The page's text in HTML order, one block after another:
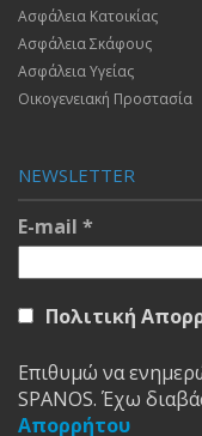
Ασφάλεια Κατοικίας
Ασφάλεια Σκάφους
Ασφάλεια Υγείας
Οικογενειακή Προστασία
NEWSLETTER
E-mail *
Πολιτική
Επιθυμώ να
SPANOS. Έχω
Απορρήτου